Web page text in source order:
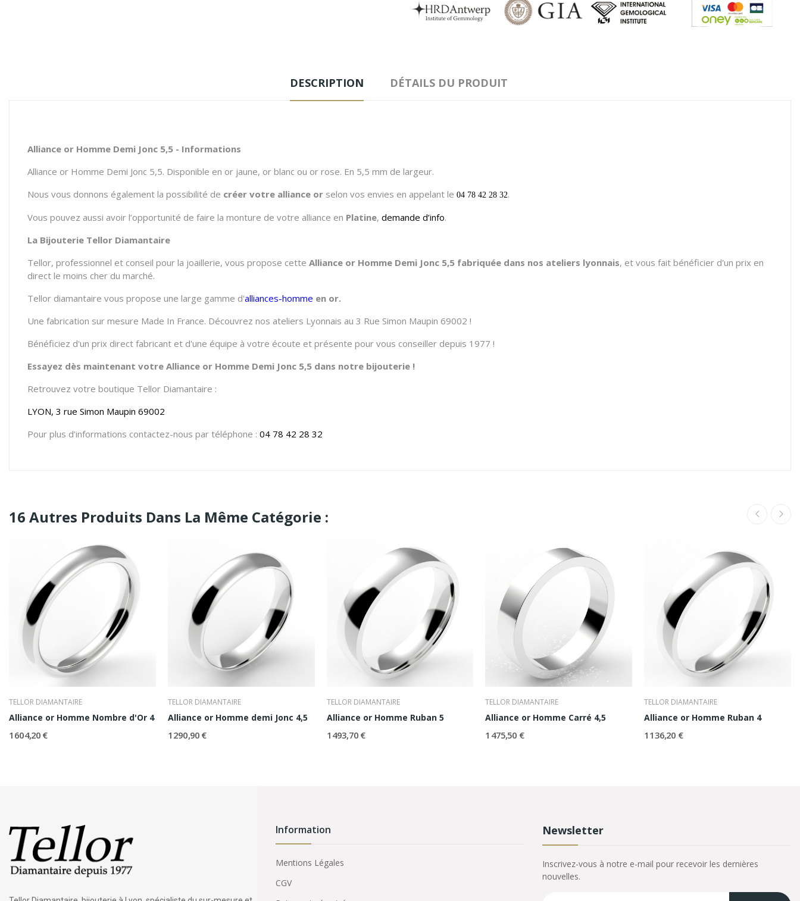
DESCRIPTION DÉTAILS DU PRODUIT
Alliance or Homme Demi Jonc 5,5 - Informations
Alliance or Homme Demi Jonc 5,5. Disponible en or jaune, or blanc ou or rose. En 5,5 mm de largeur.
Nous vous donnons également la possibilité de créer votre alliance or selon vos envies en appelant le 04 78 42 28 32.
Vous pouvez aussi avoir l’opportunité de faire la monture de votre alliance en Platine, demande d’info.
La Bijouterie Tellor Diamantaire
Tellor, professionnel et conseil pour la joaillerie, vous propose cette Alliance or Homme Demi Jonc 5,5 fabriquée dans nos ateliers lyonnais, et vous fait bénéficier d'un prix en
direct le moins cher du marché.
Tellor diamantaire vous propose une large gamme d'alliances-homme en or.
Une fabrication sur mesure Made In France. Découvrez nos ateliers Lyonnais au 3 Rue Simon Maupin 69002 !
Bénéficiez d'un prix direct fabricant et d'une équipe à votre écoute et présente pour vous conseiller depuis 1977 !
Essayez dès maintenant votre Alliance or Homme Demi Jonc 5,5 dans notre bijouterie !
Retrouvez votre boutique Tellor Diamantaire :
LYON, 3 rue Simon Maupin 69002
Pour plus d’informations contactez-nous par téléphone : 04 78 42 28 32
16 Autres Produits Dans La Même Catégorie :
TELLOR DIAMANTAIRE
Alliance or Homme Nombre d'Or 4
1 604,20 €
TELLOR DIAMANTAIRE
Alliance or Homme demi Jonc 4,5
1 290,90 €
TELLOR DIAMANTAIRE
Alliance or Homme Ruban 5
1 493,70 €
TELLOR DIAMANTAIRE
Alliance or Homme Carré 4,5
1 475,50 €
TELLOR DIAMANTAIRE
Alliance or Homme Ruban 4
1 136,20 €
Information
Mentions Légales
CGV
Newsletter
Inscrivez-vous à notre e-mail pour recevoir les dernières
nouvelles.